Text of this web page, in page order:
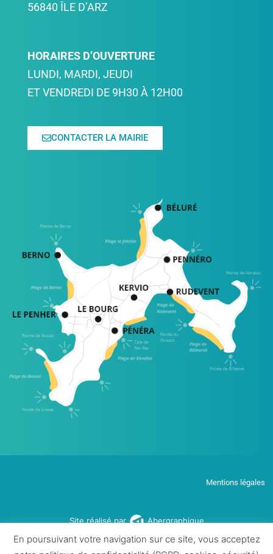
56840 ÎLE D’ARZ
HORAIRES D’OUVERTURE
LUNDI, MARDI, JEUDI
ET VENDREDI DE 9H30 À 12H00
CONTACTER LA MAIRIE
Mentions légales
Site réalisé par Abergraphique
En poursuivant votre navigation sur ce site, vous acceptez